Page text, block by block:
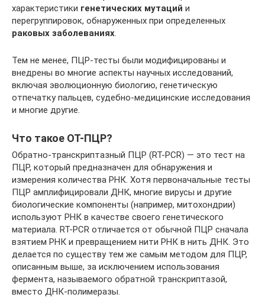
характеристики генетических мутаций и
перегруппировок, обнаруженных при определенных
раковых заболеваниях.
Тем не менее, ПЦР-тесты были модифицированы и
внедрены во многие аспекты научных исследований,
включая эволюционную биологию, генетическую
отпечатку пальцев, судебно-медицинские исследования
и многие другие.
Что такое ОТ-ПЦР?
Обратно-транскриптазный ПЦР (RT-PCR) — это тест на
ПЦР, который предназначен для обнаружения и
измерения количества РНК. Хотя первоначальные тесты
ПЦР амплифицировали ДНК, многие вирусы и другие
биологические компоненты (например, митохондрии)
используют РНК в качестве своего генетического
материала. RT-PCR отличается от обычной ПЦР сначала
взятием РНК и превращением нити РНК в нить ДНК. Это
делается по существу тем же самым методом для ПЦР,
описанным выше, за исключением использования
фермента, называемого обратной транскриптазой,
вместо ДНК-полимеразы.